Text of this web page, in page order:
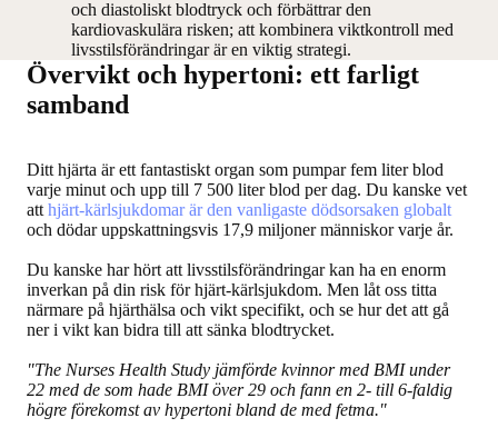
och diastoliskt blodtryck och förbättrar den
kardiovaskulära risken; att kombinera viktkontroll med
livsstilsförändringar är en viktig strategi.
Övervikt och hypertoni: ett farligt
samband
Ditt hjärta är ett fantastiskt organ som pumpar fem liter blod
varje minut och upp till 7 500 liter blod per dag. Du kanske vet
att hjärt-kärlsjukdomar är den vanligaste dödsorsaken globalt
och dödar uppskattningsvis 17,9 miljoner människor varje år.
Du kanske har hört att livsstilsförändringar kan ha en enorm
inverkan på din risk för hjärt-kärlsjukdom. Men låt oss titta
närmare på hjärthälsa och vikt specifikt, och se hur det att gå
ner i vikt kan bidra till att sänka blodtrycket.
"The Nurses Health Study jämförde kvinnor med BMI under
22 med de som hade BMI över 29 och fann en 2- till 6-faldig
högre förekomst av hypertoni bland de med fetma."